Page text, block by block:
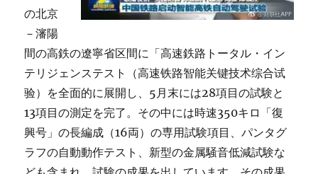
の北京
－瀋陽
間の高鉄の遼寧省区間に「高速鉄路トータル・イン
テリジェンステスト（高速铁路智能关键技术综合试
验）を全面的に展開し、5月末には28項目の試験と
13項目の測定を完了。その中には時速350キロ「復
興号」の長編成（16両）の専用試験項目、パンタグ
ラフの自動動作テスト、新型の金属騒音低減試験な